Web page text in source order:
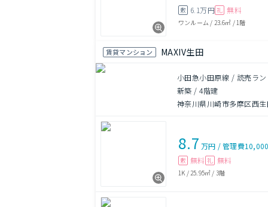
敷 6.1万円 礼 無料
ワンルーム / 23.6㎡ / 1階
賃貸マンション MAXIV生田
小田急小田原線 / 読売ラ
新築 /4階建
神奈川県川崎市多摩区西生
8.7 万円 /管理費
敷 無料 礼 無料
1K / 25.95㎡ / 3階